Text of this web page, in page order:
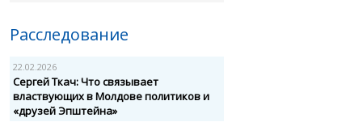
Расследование
22.02.2026
Сергей Ткач: Что связывает
властвующих в Молдове политиков и
«друзей Эпштейна»